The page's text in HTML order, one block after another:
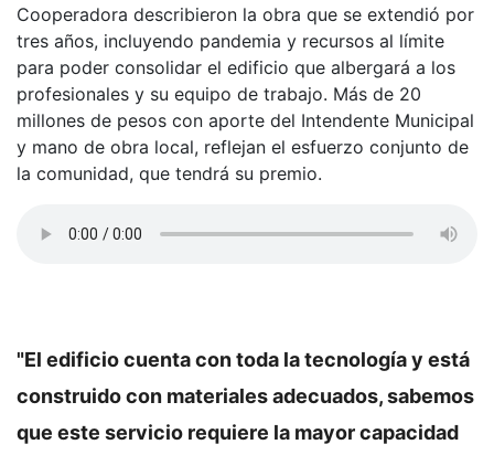
Cooperadora describieron la obra que se extendió por
tres años, incluyendo pandemia y recursos al límite
para poder consolidar el edificio que albergará a los
profesionales y su equipo de trabajo. Más de 20
millones de pesos con aporte del Intendente Municipal
y mano de obra local, reflejan el esfuerzo conjunto de
la comunidad, que tendrá su premio.
"El edificio cuenta con toda la tecnología y está
construido con materiales adecuados, sabemos
que este servicio requiere la mayor capacidad